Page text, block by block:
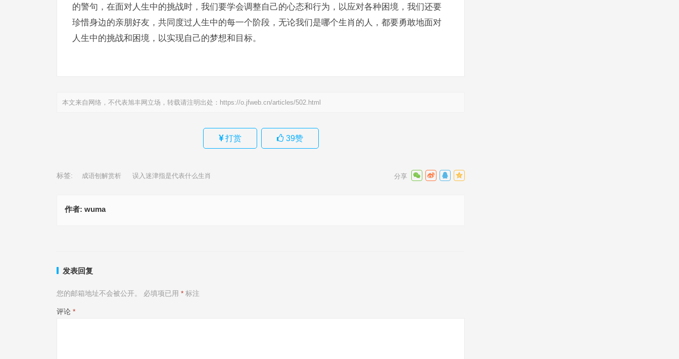
的警句，在面对人生中的挑战时，我们要学会调整自己的心态和行为，以应对各种困境，我们还要
珍惜身边的亲朋好友，共同度过人生中的每一个阶段，无论我们是哪个生肖的人，都要勇敢地面对
人生中的挑战和困境，以实现自己的梦想和目标。
本文来自网络，不代表旭丰网立场，转载请注明出处： https://o.jfweb.cn/articles/502.html
打赏 39赞
标签: 成语刨解赏析 误入迷津指是代表什么生肖
作者: wuma
发表回复
您的邮箱地址不会被公开。 必填项已用 * 标注
评论 *